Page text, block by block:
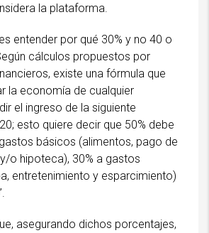
la plataforma.
entender por qué 30% y no 40 o
cálculos propuestos por
existe una fórmula que
la economía de cualquier
el ingreso de la siguiente
esto quiere decir que 50% debe
básicos (alimentos, pago de
o hipoteca), 30% a gastos
entretenimiento y esparcimiento)
asegurando dichos porcentajes,